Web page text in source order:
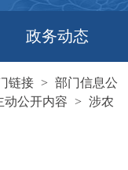
政务动态
链接 > 部门信息公
动公开内容 > 涉农